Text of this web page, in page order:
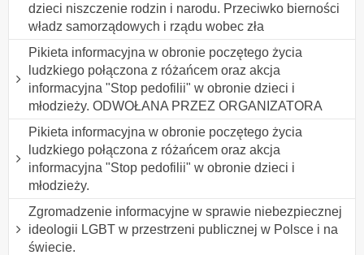
dzieci niszczenie rodzin i narodu. Przeciwko bierności
władz samorządowych i rządu wobec zła
Pikieta informacyjna w obronie poczętego życia
ludzkiego połączona z różańcem oraz akcja
informacyjna "Stop pedofilii" w obronie dzieci i
młodzieży. ODWOŁANA PRZEZ ORGANIZATORA
Pikieta informacyjna w obronie poczętego życia
ludzkiego połączona z różańcem oraz akcja
informacyjna "Stop pedofilii" w obronie dzieci i
młodzieży.
Zgromadzenie informacyjne w sprawie niebezpiecznej
ideologii LGBT w przestrzeni publicznej w Polsce i na
świecie.